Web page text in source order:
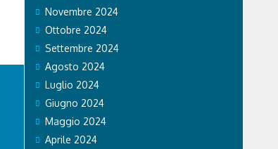
Novembre 2024
Ottobre 2024
Settembre 2024
Agosto 2024
Luglio 2024
Giugno 2024
Maggio 2024
Aprile 2024